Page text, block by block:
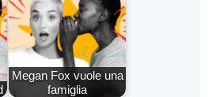
Megan Fox vuole una
famiglia